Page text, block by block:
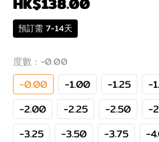
預訂需 7-14天
度數 : -0.00
-0.00 -1.00 -1.25 -
-2.00
-2.25 -2.50 -
-3.25
-3.50 -3.75 -